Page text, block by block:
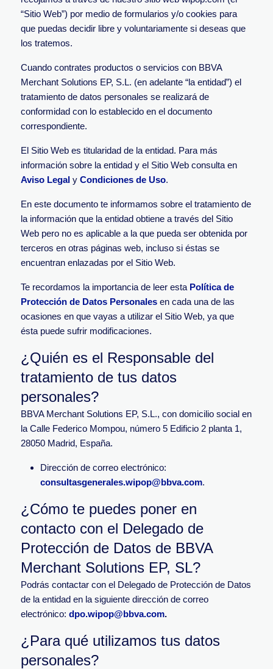
“Sitio Web”) por medio de formularios y/o cookies para
que puedas decidir libre y voluntariamente si deseas que
los tratemos.
Cuando contrates productos o servicios con BBVA
Merchant Solutions EP, S.L. (en adelante “la entidad”) el
tratamiento de datos personales se realizará de
conformidad con lo establecido en el documento
correspondiente.
El Sitio Web es titularidad de la entidad. Para más
información sobre la entidad y el Sitio Web consulta en
Aviso Legal y Condiciones de Uso.
En este documento te informamos sobre el tratamiento de
la información que la entidad obtiene a través del Sitio
Web pero no es aplicable a la que pueda ser obtenida por
terceros en otras páginas web, incluso si éstas se
encuentran enlazadas por el Sitio Web.
Te recordamos la importancia de leer esta Política de
Protección de Datos Personales en cada una de las
ocasiones en que vayas a utilizar el Sitio Web, ya que
ésta puede sufrir modificaciones.
¿Quién es el Responsable del
tratamiento de tus datos
personales?
BBVA Merchant Solutions EP, S.L., con domicilio social en
la Calle Federico Mompou, número 5 Edificio 2 planta 1,
28050 Madrid, España.
Dirección de correo electrónico:
consultasgenerales.wipop@bbva.com.
¿Cómo te puedes poner en
contacto con el Delegado de
Protección de Datos de BBVA
Merchant Solutions EP, SL?
Podrás contactar con el Delegado de Protección de Datos
de la entidad en la siguiente dirección de correo
electrónico: dpo.wipop@bbva.com.
¿Para qué utilizamos tus datos
personales?